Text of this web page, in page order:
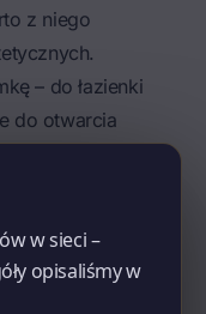
z niego
– do łazienki
do otwarcia
klamki, które
łazienkowych
w sieci –
opisaliśmy w